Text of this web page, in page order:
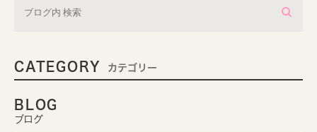
CATEGORY カテゴリー
BLOG
ブログ